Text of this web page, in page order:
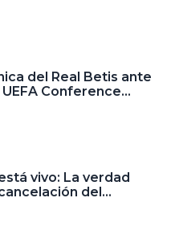
del Real Betis ante
Conference
vivo: La verdad
del